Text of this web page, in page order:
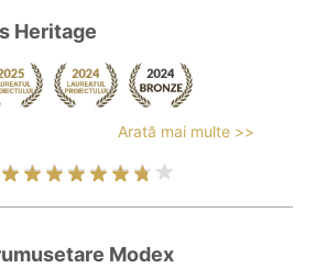
Heritage
Arată mai multe >>
Modex